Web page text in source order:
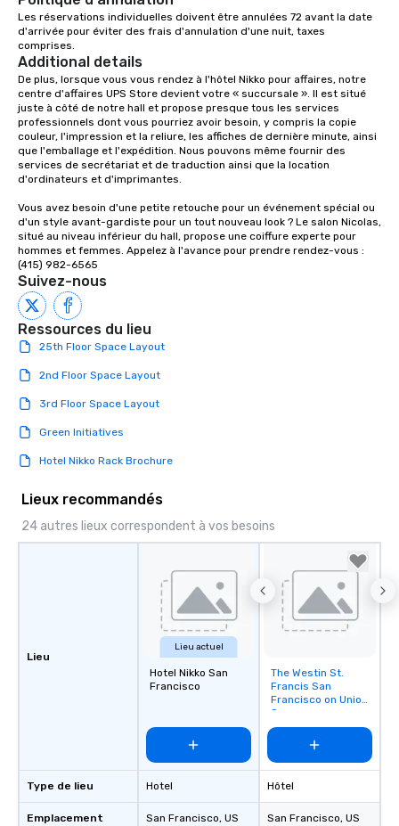
Les réservations individuelles doivent être annulées 72 avant la date
d'arrivée pour éviter des frais d'annulation d'une nuit, taxes
comprises.
Additional details
De plus, lorsque vous vous rendez à l'hôtel Nikko pour affaires, notre
centre d'affaires UPS Store devient votre « succursale ». Il est situé
juste à côté de notre hall et propose presque tous les services
professionnels dont vous pourriez avoir besoin, y compris la copie
couleur, l'impression et la reliure, les affiches de dernière minute, ainsi
que l'emballage et l'expédition. Nous pouvons même fournir des
services de secrétariat et de traduction ainsi que la location
d'ordinateurs et d'imprimantes.
Vous avez besoin d'une petite retouche pour un événement spécial ou
d'un style avant-gardiste pour un tout nouveau look ? Le salon Nicolas,
situé au niveau inférieur du hall, propose une coiffure experte pour
hommes et femmes. Appelez à l'avance pour prendre rendez-vous :
(415) 982-6565
Suivez-nous
Ressources du lieu
25th Floor Space Layout
2nd Floor Space Layout
3rd Floor Space Layout
Green Initiatives
Hotel Nikko Rack Brochure
Lieux recommandés
24 autres lieux correspondent à vos besoins
Lieu
Type de lieu
Emplacement
Lieu actuel
Hotel Nikko San
Francisco
Hotel
San Francisco, US
Removed from
favorites
The Westin St.
Francis San
Francisco on Union
Square
Hôtel
San Francisco, US